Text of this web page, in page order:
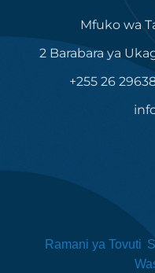
Mfuko wa
2 Barabara ya
+255 26
Ramani ya Tovuti